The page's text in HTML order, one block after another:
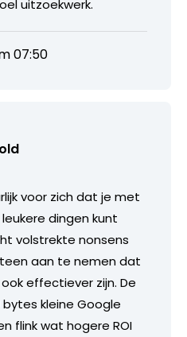
uitzoekwerk.
07:50
voor zich dat je met
dingen kunt
volstrekte nonsens
aan te nemen dat
effectiever zijn. De
kleine Google
flink wat hogere ROI